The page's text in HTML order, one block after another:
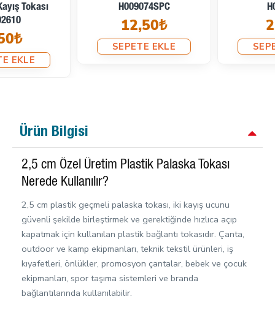
H009074SPC
SEPETE EKLE SEPETE EKLE
Ürün Bilgisi
2,5 cm Özel Üretim Plastik Palaska Tokası
Nerede Kullanılır?
2,5 cm plastik geçmeli palaska tokası, iki kayış ucunu
güvenli şekilde birleştirmek ve gerektiğinde hızlıca açıp
kapatmak için kullanılan plastik bağlantı tokasıdır. Çanta,
outdoor ve kamp ekipmanları, teknik tekstil ürünleri, iş
kıyafetleri, önlükler, promosyon çantalar, bebek ve çocuk
ekipmanları, spor taşıma sistemleri ve branda
bağlantılarında kullanılabilir.